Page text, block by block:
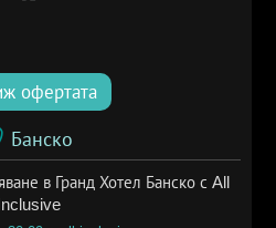
офертата
Банско
в Гранд Хотел Банско с All